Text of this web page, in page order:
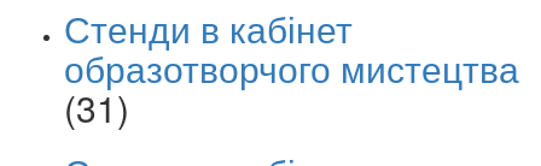
Стенди в кабінет
образотворчого мистецтва
(31)